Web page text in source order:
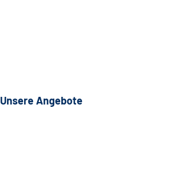
Unsere Angebote